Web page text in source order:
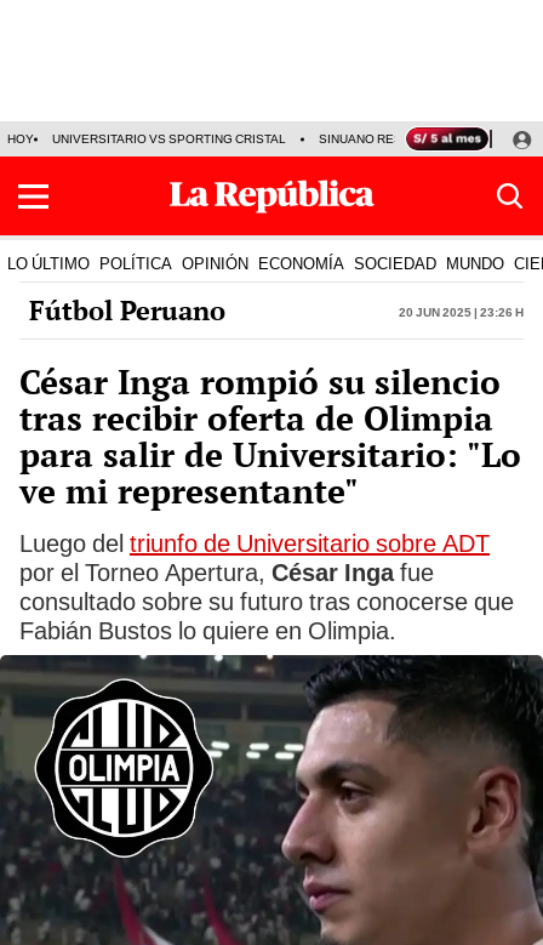
HOY UNIVERSITARIO VS SPORTING CRISTAL SINUANO RESULTADOS HOY
LO ÚLTIMO POLÍTICA OPINIÓN ECONOMÍA SOCIEDAD MUNDO
Fútbol Peruano 20 Jun 2025 | 23:26 h
César Inga rompió su silencio
tras recibir oferta de Olimpia
para salir de Universitario: "Lo
ve mi representante"
Luego del triunfo de Universitario sobre ADT
por el Torneo Apertura, César Ingafue
consultado sobre su futuro tras conocerse que
Fabián Bustos lo quiere en Olimpia.